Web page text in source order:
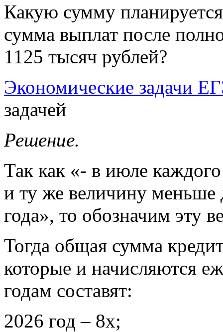
Какую сумму
сумма выплат после
1125 тысяч рублей?
Экономические задачи
задачей
Решение.
Так как «- в июле
и ту же величину
года», то обозначим эту
Тогда общая сумма
которые и начисляются
годам составят:
2026 год – 8х;